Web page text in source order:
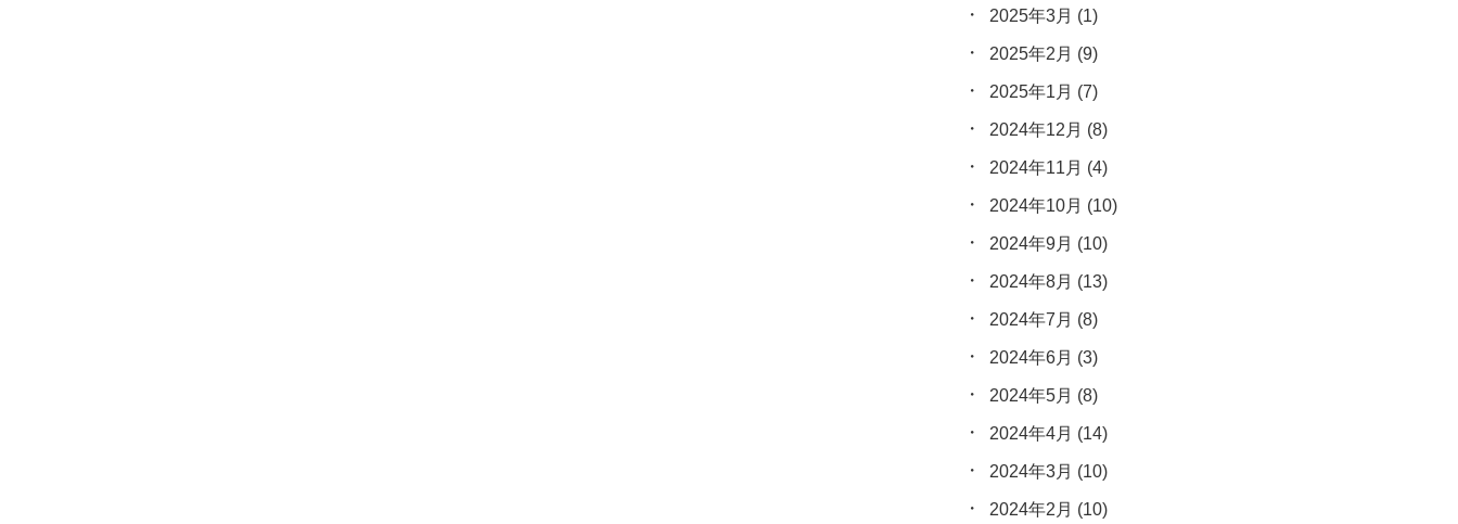
2025年3月 (1)
2025年2月 (9)
2025年1月 (7)
2024年12月 (8)
2024年11月 (4)
2024年10月 (10)
2024年9月 (10)
2024年8月 (13)
2024年7月 (8)
2024年6月 (3)
2024年5月 (8)
2024年4月 (14)
2024年3月 (10)
2024年2月 (10)